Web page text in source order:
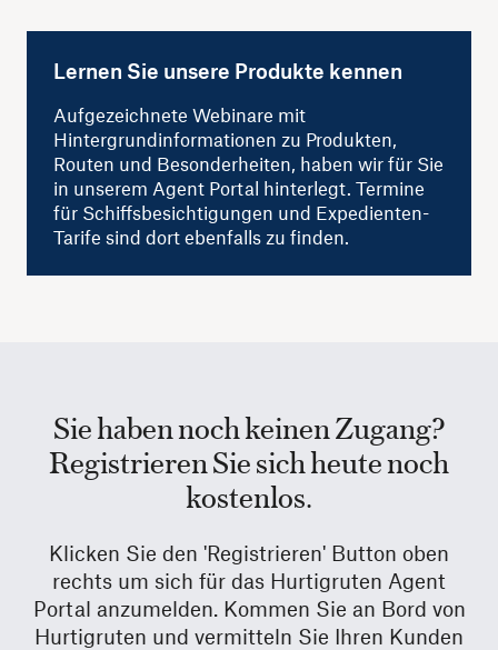
Lernen Sie unsere Produkte kennen
Aufgezeichnete Webinare mit
Hintergrundinformationen zu Produkten,
Routen und Besonderheiten, haben wir für Sie
in unserem Agent Portal hinterlegt. Termine
für Schiffsbesichtigungen und Expedienten-
Tarife sind dort ebenfalls zu finden.
Sie haben noch keinen Zugang?
Registrieren Sie sich heute noch
kostenlos.
Klicken Sie den 'Registrieren' Button oben
rechts um sich für das Hurtigruten Agent
Portal anzumelden. Kommen Sie an Bord von
Hurtigruten und vermitteln Sie Ihren Kunden